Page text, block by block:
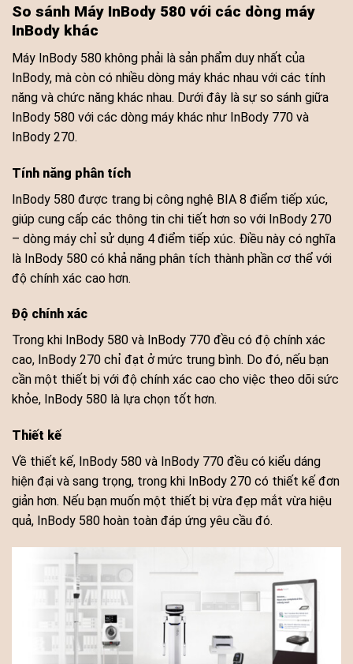
So sánh Máy InBody 580 với các dòng máy
InBody khác
Máy InBody 580 không phải là sản phẩm duy nhất của
InBody, mà còn có nhiều dòng máy khác nhau với các tính
năng và chức năng khác nhau. Dưới đây là sự so sánh giữa
InBody 580 với các dòng máy khác như InBody 770 và
InBody 270.
Tính năng phân tích
InBody 580 được trang bị công nghệ BIA 8 điểm tiếp xúc,
giúp cung cấp các thông tin chi tiết hơn so với InBody 270
– dòng máy chỉ sử dụng 4 điểm tiếp xúc. Điều này có nghĩa
là InBody 580 có khả năng phân tích thành phần cơ thể với
độ chính xác cao hơn.
Độ chính xác
Trong khi InBody 580 và InBody 770 đều có độ chính xác
cao, InBody 270 chỉ đạt ở mức trung bình. Do đó, nếu bạn
cần một thiết bị với độ chính xác cao cho việc theo dõi sức
khỏe, InBody 580 là lựa chọn tốt hơn.
Thiết kế
Về thiết kế, InBody 580 và InBody 770 đều có kiểu dáng
hiện đại và sang trọng, trong khi InBody 270 có thiết kế đơn
giản hơn. Nếu bạn muốn một thiết bị vừa đẹp mắt vừa hiệu
quả, InBody 580 hoàn toàn đáp ứng yêu cầu đó.